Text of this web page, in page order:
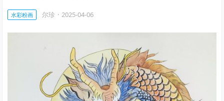
水彩粉画 尔珍 · 2025-04-06